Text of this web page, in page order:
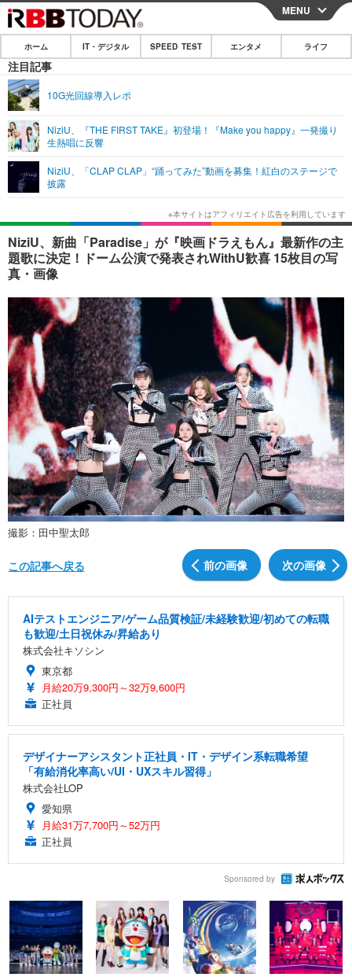
CLOSE
ホーム
IT・デジタル
ネタ
ショッピング その他
SPEED TEST
エンタメ
エンタメTOP
韓国・芸能
音楽 スポーツ
ショッピング その他
ライフ
ライフTOP グルメ
ペット ショッピング
リリース一覧
プッシュ通知の停止方法
MENU
ホーム IT・デジタル SPEED TEST エンタメ ライフ
注目記事
10G光回線導入レポ
NiziU、『THE FIRST TAKE』初登場！『Make you happy』一発撮り
生熱唱に反響
NiziU、「CLAP CLAP」“踊ってみた”動画を募集！紅白のステージで
披露
NiziU、新曲「Paradise」が『映画ドラえもん』最新作の主
題歌に決定！ドーム公演で発表されWithU歓喜 15枚目の写
真・画像
撮影：田中聖太郎
前の画像 次の画像
この記事へ戻る
AIテストエンジニア/ゲーム品質検証/未経験歓迎/初めての転職
も歓迎/土日祝休み/昇給あり
株式会社キソシン
東京都
月給20万9,300円～32万9,600円
正社員
デザイナーアシスタント正社員・IT・デザイン系転職希望
「有給消化率高い/UI・UXスキル習得」
株式会社LOP
愛知県
月給31万7,700円～52万円
正社員
Sponsored by